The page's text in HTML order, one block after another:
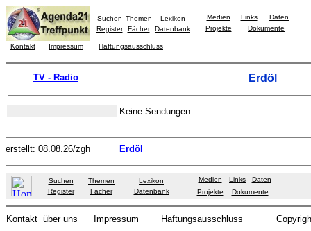
Suchen Themen
Lexikon
Register
Fächer Datenbank
Medien Links
Daten
Projekte
Dokumente
Kontakt Impressum Haftungsausschluss
TV - Radio Erdöl
Keine Sendungen
erstellt: 08.08.26/zgh Erdöl
Suchen Themen
Lexikon
Register
Fächer Datenbank
Medien Links
Daten
Projekte
Dokumente
Kontakt über uns Impressum Haftungsausschluss